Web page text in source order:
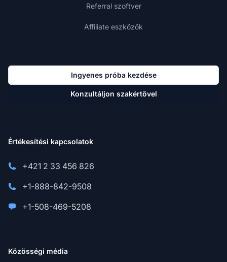
Referral szoftver
Affiliate eszközök
Ingyenes próba kezdése
Konzultáljon szakértővel
Értékesítési kapcsolatok
+421 2 33 456 826
+1-888-842-9508
+1-508-469-5208
Közösségi média